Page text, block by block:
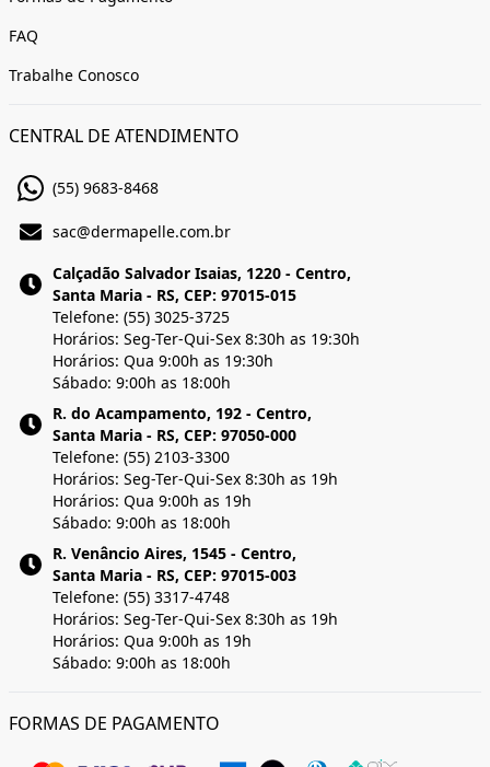
FAQ
Trabalhe Conosco
CENTRAL DE ATENDIMENTO
(55) 9683-8468
sac@dermapelle.com.br
Calçadão Salvador Isaias, 1220 - Centro,
Santa Maria - RS, CEP: 97015-015
Telefone: (55) 3025-3725
Horários: Seg-Ter-Qui-Sex 8:30h as 19:30h
Horários: Qua 9:00h as 19:30h
Sábado: 9:00h as 18:00h
R. do Acampamento, 192 - Centro,
Santa Maria - RS, CEP: 97050-000
Telefone: (55) 2103-3300
Horários: Seg-Ter-Qui-Sex 8:30h as 19h
Horários: Qua 9:00h as 19h
Sábado: 9:00h as 18:00h
R. Venâncio Aires, 1545 - Centro,
Santa Maria - RS, CEP: 97015-003
Telefone: (55) 3317-4748
Horários: Seg-Ter-Qui-Sex 8:30h as 19h
Horários: Qua 9:00h as 19h
Sábado: 9:00h as 18:00h
FORMAS DE PAGAMENTO